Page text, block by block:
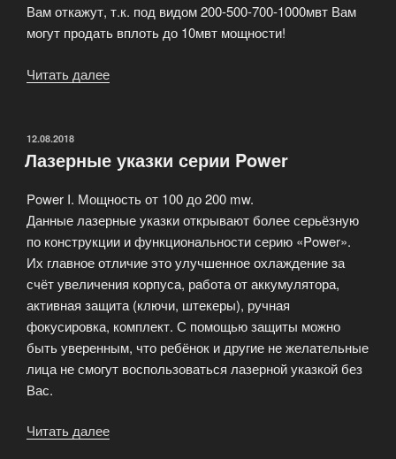
Вам откажут, т.к. под видом 200-500-700-1000мвт Вам
могут продать вплоть до 10мвт мощности!
Читать далее
ОПУБЛИКОВАНО
12.08.2018
Лазерные указки серии Power
Power I. Мощность от 100 до 200 mw.
Данные лазерные указки открывают более серьёзную
по конструкции и функциональности серию «Power».
Их главное отличие это улучшенное охлаждение за
счёт увеличения корпуса, работа от аккумулятора,
активная защита (ключи, штекеры), ручная
фокусировка, комплект. С помощью защиты можно
быть уверенным, что ребёнок и другие не желательные
лица не смогут воспользоваться лазерной указкой без
Вас.
Читать далее